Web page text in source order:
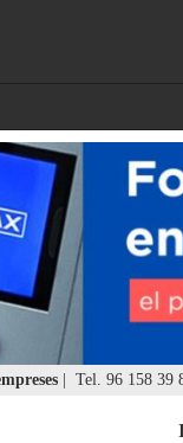
| Tel. 96 158 39